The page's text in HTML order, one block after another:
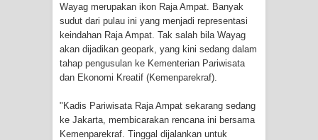
Profil Lengkap Provinsi Papua, Bumi
Cenderawasih di Ujung Timur
Indonesia
Istimewa di Ujung Sumatera
Wayag merupakan ikon Raja Ampat. Banyak
sudut dari pulau ini yang menjadi representasi
keindahan Raja Ampat. Tak salah bila Wayag
akan dijadikan geopark, yang kini sedang dalam
tahap pengusulan ke Kementerian Pariwisata
dan Ekonomi Kreatif (Kemenparekraf).
"Kadis Pariwisata Raja Ampat sekarang sedang
ke Jakarta, membicarakan rencana ini bersama
Kemenparekraf. Tinggal dijalankan untuk